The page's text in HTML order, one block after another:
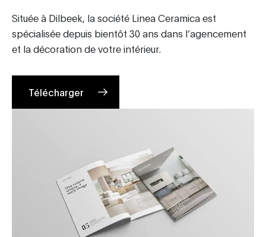
Située à Dilbeek, la société Linea Ceramica est
spécialisée depuis bientôt 30 ans dans l’agencement
et la décoration de votre intérieur.
Télécharger